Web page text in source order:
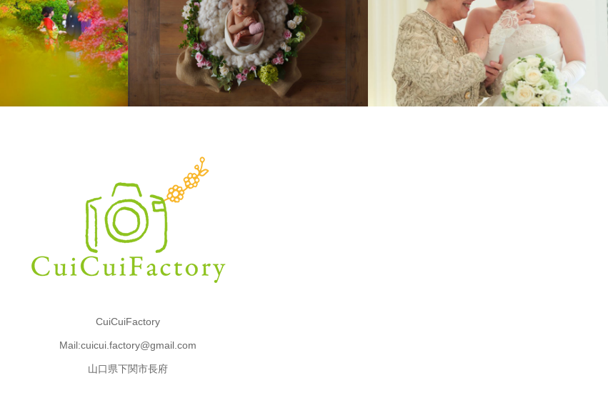
CuiCuiFactory
Mail:cuicui.factory@gmail.com
山口県下関市長府